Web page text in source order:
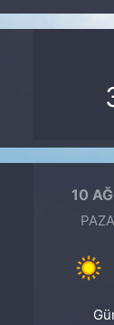
10